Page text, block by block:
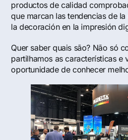
productos de calidad
que marcan las tendencias de
la decoración en la impresión
Quer saber quais são? Não só
partilhamos as características e
oportunidade de conhecer